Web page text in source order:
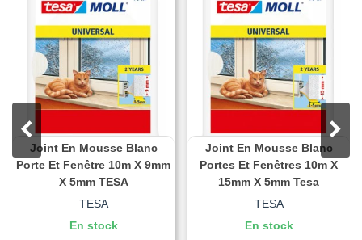
Joint En Mousse Blanc
Porte Et Fenêtre 10m X 9mm
X 5mm TESA
TESA
En stock
Joint En Mousse Blanc
Portes Et Fenêtres 10m X
15mm X 5mm Tesa
TESA
En stock